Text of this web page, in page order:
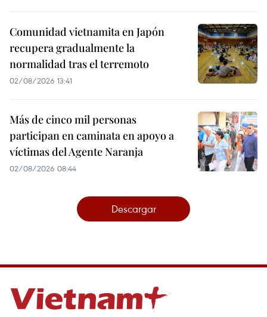
Comunidad vietnamita en Japón
recupera gradualmente la
normalidad tras el terremoto
02/08/2026 13:41
Más de cinco mil personas
participan en caminata en apoyo a
víctimas del Agente Naranja
02/08/2026 08:44
Descargar